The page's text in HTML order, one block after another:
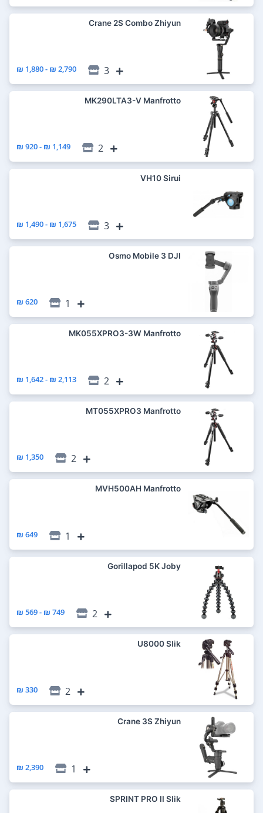
Crane 2S Combo Zhiyun
3
2,790 ₪ - 1,880 ₪
MK290LTA3-V Manfrotto
2
1,149 ₪ - 920 ₪
VH10 Sirui
3
1,675 ₪ - 1,490 ₪
Osmo Mobile 3 DJI
1
620 ₪
MK055XPRO3-3W Manfrotto
2
2,113 ₪ - 1,642 ₪
MT055XPRO3 Manfrotto
2
1,350 ₪
MVH500AH Manfrotto
1
649 ₪
Gorillapod 5K Joby
2
749 ₪ - 569 ₪
U8000 Slik
2
330 ₪
Crane 3S Zhiyun
1
2,390 ₪
SPRINT PRO II Slik